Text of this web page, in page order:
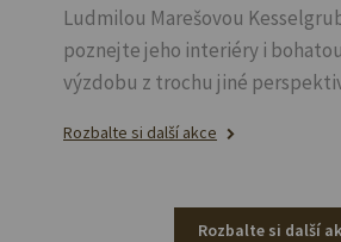
Ludmilou Marešovou
poznejte jeho interiéry i
výzdobu z trochu jiné
Rozbalte si další akce
Rozbalte si další